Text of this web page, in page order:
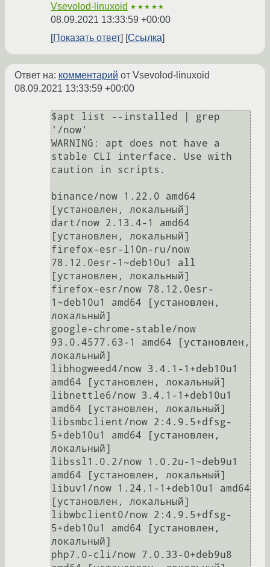
Vsevolod-linuxoid ★★★★★
08.09.2021 13:33:59 +00:00
Показать ответ
Ссылка
Ответ на: комментарий от Vsevolod-linuxoid
08.09.2021 13:33:59 +00:00
$apt list --installed | grep
'/now'
WARNING: apt does not have a
stable CLI interface. Use with
caution in scripts.
binance/now 1.22.0 amd64
[установлен, локальный]
dart/now 2.13.4-1 amd64
[установлен, локальный]
firefox-esr-l10n-ru/now
78.12.0esr-1~deb10u1 all
[установлен, локальный]
firefox-esr/now 78.12.0esr-
1~deb10u1 amd64 [установлен,
локальный]
google-chrome-stable/now
93.0.4577.63-1 amd64 [установлен,
локальный]
libhogweed4/now 3.4.1-1+deb10u1
amd64 [установлен, локальный]
libnettle6/now 3.4.1-1+deb10u1
amd64 [установлен, локальный]
libsmbclient/now 2:4.9.5+dfsg-
5+deb10u1 amd64 [установлен,
локальный]
libssl1.0.2/now 1.0.2u-1~deb9u1
amd64 [установлен, локальный]
libuv1/now 1.24.1-1+deb10u1 amd64
[установлен, локальный]
libwbclient0/now 2:4.9.5+dfsg-
5+deb10u1 amd64 [установлен,
локальный]
php7.0-cli/now 7.0.33-0+deb9u8